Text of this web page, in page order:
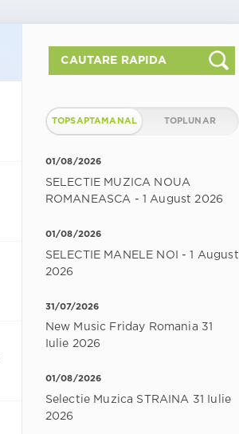
TOPSAPTAMANAL TOPLUNAR
01/08/2026
SELECTIE MUZICA NOUA
ROMANEASCA - 1 August 2026
01/08/2026
SELECTIE MANELE NOI - 1 August
2026
31/07/2026
New Music Friday Romania 31
Iulie 2026
01/08/2026
Selectie Muzica STRAINA 31 Iulie
2026